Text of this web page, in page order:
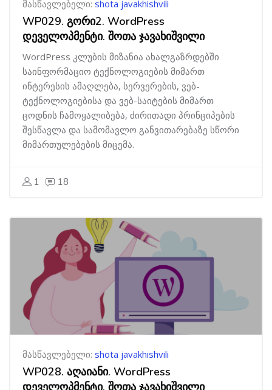
მასწავლებელი: shota javakhishvili
WP029. გორი2. WordPress
დეველოპმენტი. შოთა ჯავახიშვილი
WordPress კლუბის მიზანია ახალგაზრდებში
საინფორმაციო ტექნოლოგიების მიმართ
ინტერესის ამაღლება, სერვერების, ვებ-
ტექნოლოგიებისა და ვებ-საიტების მიმართ
ცოდნის ჩამოყალიბება, ძირითადი პრინციპების
შესწავლა და სამომავლო განვითარებაზე სწორი
მიმართულებების მიცემა.
1 18
მასწავლებელი: shota javakhishvili
WP028. აღაიანი. WordPress
დეველოპმენტი. შოთა ჯავახიშვილი